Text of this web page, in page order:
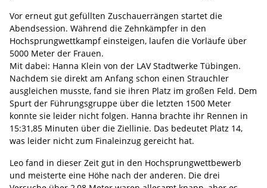
Vor erneut gut gefüllten Zuschauerrängen startet die
Abendsession. Während die Zehnkämpfer in den
Hochsprungwettkampf einsteigen, laufen die Vorläufe über
5000 Meter der Frauen.
Mit dabei: Hanna Klein von der LAV Stadtwerke Tübingen.
Nachdem sie direkt am Anfang schon einen Strauchler
ausgleichen musste, fand sie ihren Platz im großen Feld. Dem
Spurt der Führungsgruppe über die letzten 1500 Meter
konnte sie leider nicht folgen. Hanna brachte ihr Rennen in
15:31,85 Minuten über die Ziellinie. Das bedeutet Platz 14,
was leider nicht zum Finaleinzug gereicht hat.
Leo fand in dieser Zeit gut in den Hochsprungwettbewerb
und meisterte eine Höhe nach der anderen. Die drei